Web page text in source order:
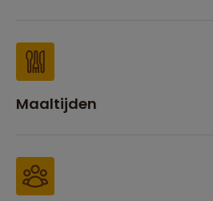
Maaltijden